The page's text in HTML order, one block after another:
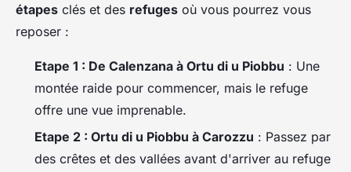
étapes clés et des refuges où vous pourrez vous
reposer :
Etape 1 : De Calenzana à Ortu di u Piobbu : Une
montée raide pour commencer, mais le refuge
offre une vue imprenable.
Etape 2 : Ortu di u Piobbu à Carozzu : Passez par
des crêtes et des vallées avant d'arriver au refuge